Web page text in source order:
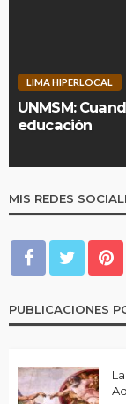
LIMA HIPERLOCAL
UNMSM:
educación
MIS REDES
PUBLICACIONES